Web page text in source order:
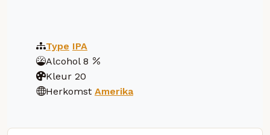
Type IPA
Alcohol 8
Kleur 20
Herkomst Amerika